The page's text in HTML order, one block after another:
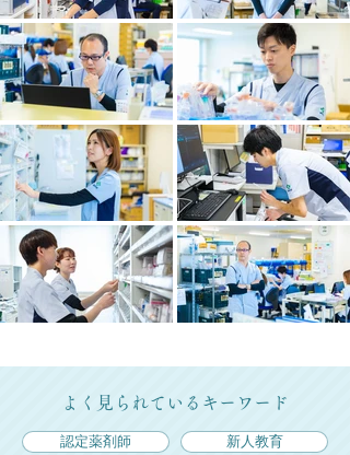
よく見られているキーワード
認定薬剤師 新人教育